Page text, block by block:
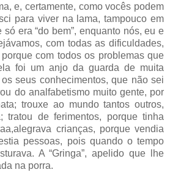
e, certamente, como vocês podem
para viver na lama, tampouco em
era “do bem”, enquanto nós, eu e
com todas as dificuldades,
com todos os problemas que
foi um anjo da guarda de muita
seus conhecimentos, que não sei
do analfabetismo muito gente, por
trouxe ao mundo tantos outros,
tratou de ferimentos, porque tinha
crianças, porque vendia
pessoas, pois quando o tempo
A “Gringa”, apelido que lhe
na porra.